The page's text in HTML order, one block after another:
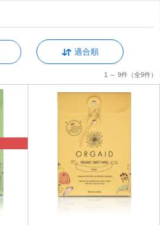
適合順
1 ～ 9件 （全9件）